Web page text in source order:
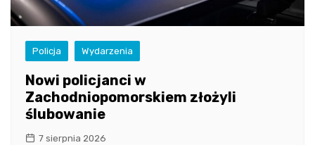
Policja Wydarzenia
Nowi policjanci w
Zachodniopomorskiem złożyli
ślubowanie
7 sierpnia 2026